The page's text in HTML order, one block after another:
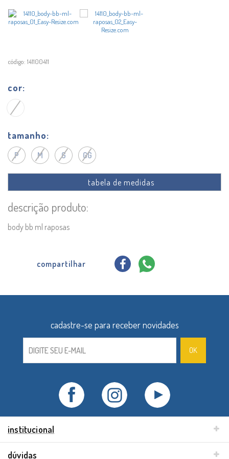
141100411
cor
tamanho
P M G GG
tabela de medidas
descrição produto:
body bb ml raposas
compartilhar
institucional
dúvidas